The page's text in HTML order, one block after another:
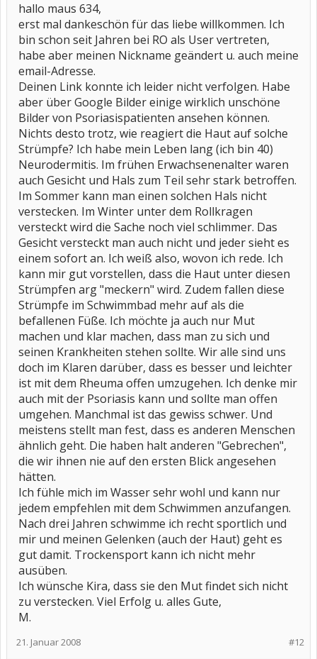
hallo maus 634,
erst mal dankeschön für das liebe willkommen. Ich
bin schon seit Jahren bei RO als User vertreten,
habe aber meinen Nickname geändert u. auch meine
email-Adresse.
Deinen Link konnte ich leider nicht verfolgen. Habe
aber über Google Bilder einige wirklich unschöne
Bilder von Psoriasispatienten ansehen können.
Nichts desto trotz, wie reagiert die Haut auf solche
Strümpfe? Ich habe mein Leben lang (ich bin 40)
Neurodermitis. Im frühen Erwachsenenalter waren
auch Gesicht und Hals zum Teil sehr stark betroffen.
Im Sommer kann man einen solchen Hals nicht
verstecken. Im Winter unter dem Rollkragen
versteckt wird die Sache noch viel schlimmer. Das
Gesicht versteckt man auch nicht und jeder sieht es
einem sofort an. Ich weiß also, wovon ich rede. Ich
kann mir gut vorstellen, dass die Haut unter diesen
Strümpfen arg "meckern" wird. Zudem fallen diese
Strümpfe im Schwimmbad mehr auf als die
befallenen Füße. Ich möchte ja auch nur Mut
machen und klar machen, dass man zu sich und
seinen Krankheiten stehen sollte. Wir alle sind uns
doch im Klaren darüber, dass es besser und leichter
ist mit dem Rheuma offen umzugehen. Ich denke mir
auch mit der Psoriasis kann und sollte man offen
umgehen. Manchmal ist das gewiss schwer. Und
meistens stellt man fest, dass es anderen Menschen
ähnlich geht. Die haben halt anderen "Gebrechen",
die wir ihnen nie auf den ersten Blick angesehen
hätten.
Ich fühle mich im Wasser sehr wohl und kann nur
jedem empfehlen mit dem Schwimmen anzufangen.
Nach drei Jahren schwimme ich recht sportlich und
mir und meinen Gelenken (auch der Haut) geht es
gut damit. Trockensport kann ich nicht mehr
ausüben.
Ich wünsche Kira, dass sie den Mut findet sich nicht
zu verstecken. Viel Erfolg u. alles Gute,
M.
#12
21. Januar 2008